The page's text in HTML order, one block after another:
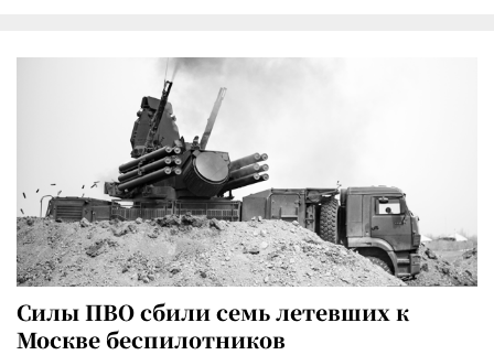
Силы ПВО сбили семь летевших к
Москве беспилотников